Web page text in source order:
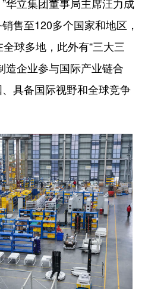
华立集团董事局主席汪力成
售至120多个国家和地区，
球多地，此外有“三大三
造企业参与国际产业链合
具备国际视野和全球竞争